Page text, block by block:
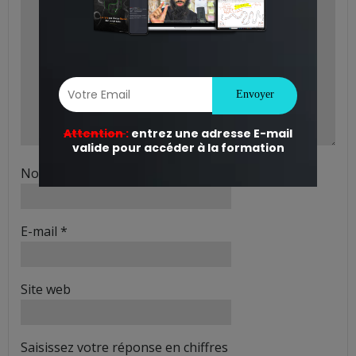
Nom
E-mail *
Site web
Saisissez votre réponse en chiffres